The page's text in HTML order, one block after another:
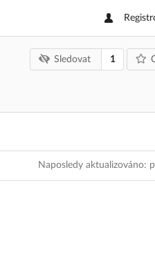
Sledovat 1
Naposledy aktualizováno: